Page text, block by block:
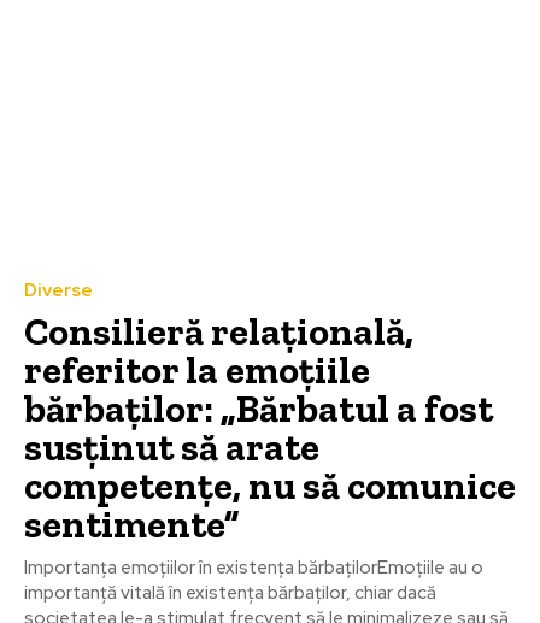
Diverse
Consilieră relațională,
referitor la emoțiile
bărbaților: „Bărbatul a fost
susținut să arate
competențe, nu să comunice
sentimente”
Importanța emoțiilor în existența bărbațilorEmoțiile au o
importanță vitală în existența bărbaților, chiar dacă